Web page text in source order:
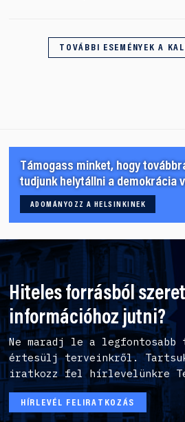
TOVÁBBI ESEMÉNYEK A
Támogass minket, hogy
tudjunk helytállni a demokrácia
ADOMÁNYOZZ A HELSINKINEK
Hiteles forrásból
információhoz jutni?
Ne maradj le a legfontosabb
értesülj terveinkről.
iratkozz fel hírlevelünkre
HÍRLEVÉL FELIRATKOZÁS